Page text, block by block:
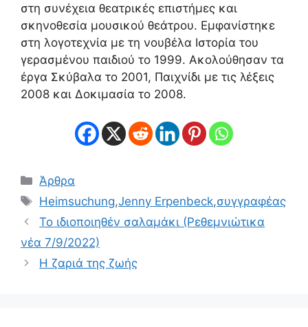
στη συνέχεια θεατρικές επιστήμες και
σκηνοθεσία μουσικού θεάτρου. Εμφανίστηκε
στη λογοτεχνία με τη νουβέλα Ιστορία του
γερασμένου παιδιού το 1999. Ακολούθησαν τα
έργα Σκύβαλα το 2001, Παιχνίδι με τις λέξεις
2008 και Δοκιμασία το 2008.
Κατηγορίες
Άρθρα
Ετικέτες
Heimsuchung,Jenny Erpenbeck,συγγραφέας
Το ιδιοποιηθέν σαλαμάκι (Ρεθεμνιώτικα
νέα 7/9/2022)
Η ζαριά της ζωής